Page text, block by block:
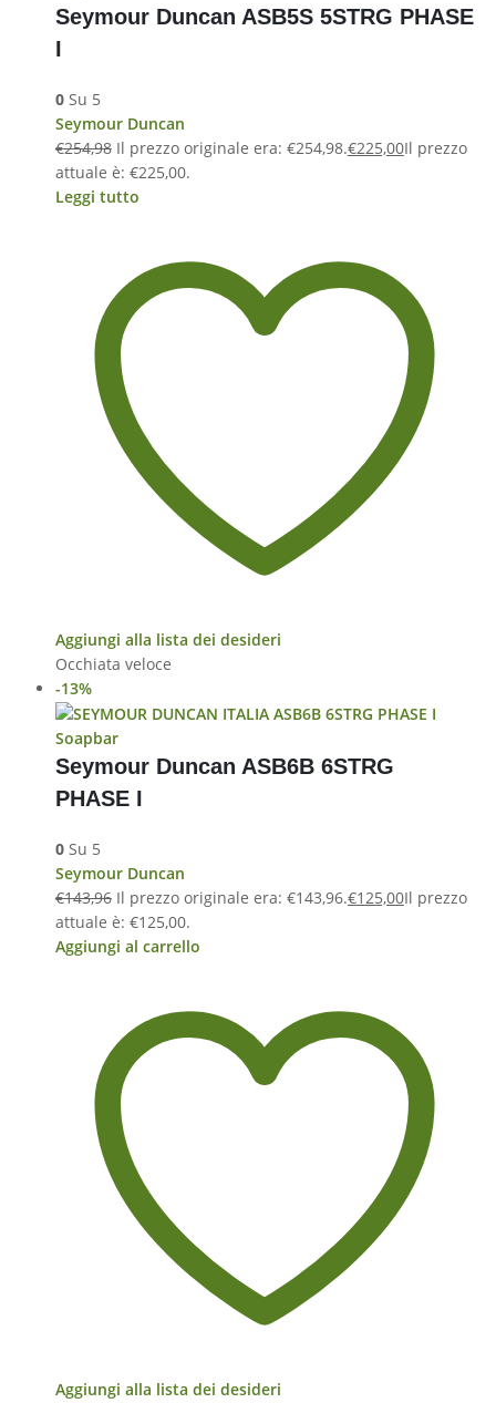
Seymour Duncan ASB5S 5STRG PHASE
I
0Su 5
Seymour Duncan
€254,98 Il prezzo originale era: €254,98.€225,00Il prezzo
attuale è: €225,00.
Leggi tutto
Aggiungi alla lista dei desideri
Occhiata veloce
-13%
Soapbar
Seymour Duncan ASB6B 6STRG
PHASE I
0Su 5
Seymour Duncan
€143,96 Il prezzo originale era: €143,96.€125,00Il prezzo
attuale è: €125,00.
Aggiungi al carrello
Aggiungi alla lista dei desideri